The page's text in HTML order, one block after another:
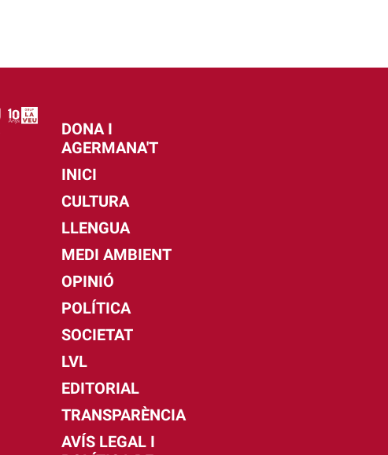
DONA I
AGERMANA'T
INICI
CULTURA
LLENGUA
MEDI AMBIENT
OPINIÓ
POLÍTICA
SOCIETAT
LVL
EDITORIAL
TRANSPARÈNCIA
AVÍS LEGAL I